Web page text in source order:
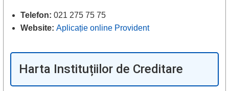
Telefon: 021 275 75 75
Website: Aplicație online Provident
Harta Instituțiilor de Creditare